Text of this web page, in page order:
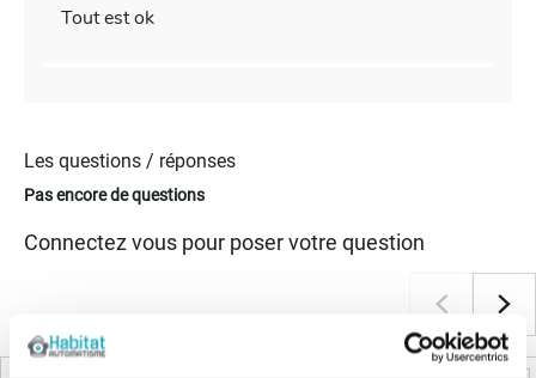
Tout est ok
Les questions / réponses
Pas encore de questions
Connectez vous pour poser votre question